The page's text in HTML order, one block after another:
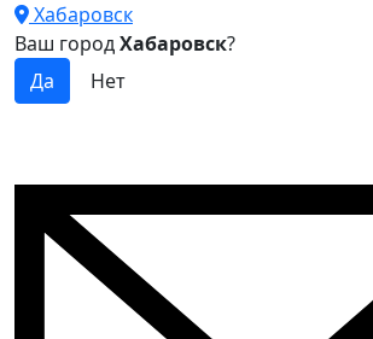
Хабаровск
Ваш городХабаровск?